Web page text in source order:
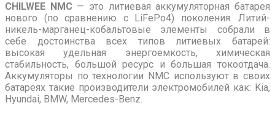
CHILWEE NMC— это литиевая аккумуляторная батарея
нового (по сравнению с LiFePo4) поколения. Литий-
никель-марганец-кобальтовые элементы собрали в
себе достоинства всех типов литиевых батарей:
высокая удельная энергоемкость, химическая
стабильность, большой ресурс и большая токоотдача.
Аккумуляторы по технологии NMC используют в своих
батареях такие производители электромобилей как: Kia,
Hyundai, BMW, Mercedes-Benz.